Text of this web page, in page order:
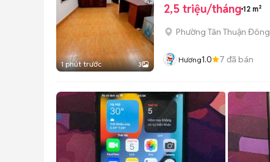
1 phút trước 3
2,5 triệu/tháng 12 m²
Phường Tân Thuận Đông
Hương1.0 7 đã bán